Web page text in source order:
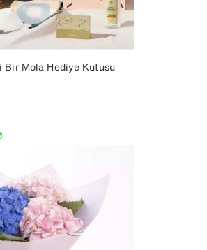
Mola Hediye Kutusu